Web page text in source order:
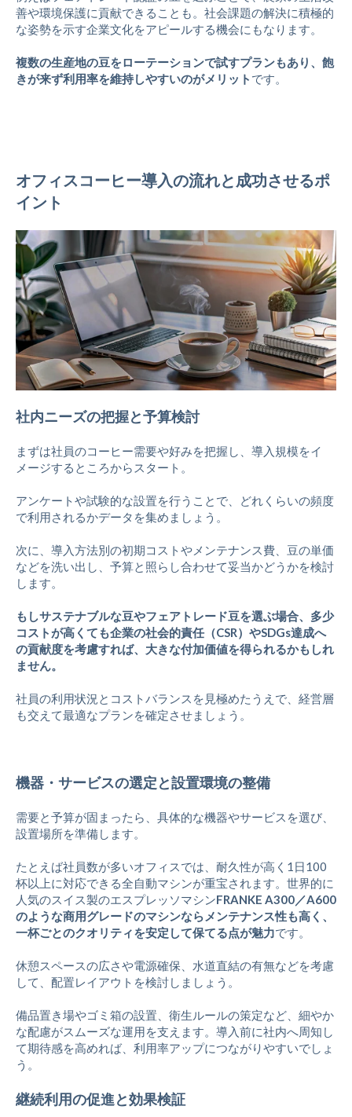
善や環境保護に貢献できることも。社会課題の解決に積極的
な姿勢を示す企業文化をアピールする機会にもなります。
複数の生産地の豆をローテーションで試すプランもあり、飽
きが来ず利用率を維持しやすいのがメリット です。
オフィスコーヒー導入の流れと成功させるポ
イント
社内ニーズの把握と予算検討
まずは社員のコーヒー需要や好みを把握し、導入規模をイ
メージするところからスタート。
アンケートや試験的な設置を行うことで、どれくらいの頻度
で利用されるかデータを集めましょう。
次に、導入方法別の初期コストやメンテナンス費、豆の単価
などを洗い出し、予算と照らし合わせて妥当かどうかを検討
します。
もしサステナブルな豆やフェアトレード豆を選ぶ場合、多少
コストが高くても企業の社会的責任（CSR）やSDGs達成へ
の貢献度を考慮すれば、大きな付加価値を得られるかもしれ
ません。
社員の利用状況とコストバランスを見極めたうえで、経営層
も交えて最適なプランを確定させましょう。
機器・サービスの選定と設置環境の整備
需要と予算が固まったら、具体的な機器やサービスを選び、
設置場所を準備します。
たとえば社員数が多いオフィスでは、耐久性が高く1日100
杯以上に対応できる全自動マシンが重宝されます。世界的に
人気のスイス製のエスプレッソマシンFRANKE A300／A600
のような商用グレードのマシンならメンテナンス性も高く、
一杯ごとのクオリティを安定して保てる点が魅力です。
休憩スペースの広さや電源確保、水道直結の有無などを考慮
して、配置レイアウトを検討しましょう。
備品置き場やゴミ箱の設置、衛生ルールの策定など、細やか
な配慮がスムーズな運用を支えます。導入前に社内へ周知し
て期待感を高めれば、利用率アップにつながりやすいでしょ
う。
継続利用の促進と効果検証